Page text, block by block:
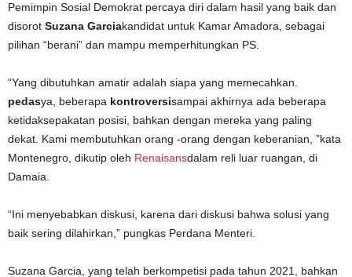
Pemimpin Sosial Demokrat percaya diri dalam hasil yang baik dan
disorot Suzana Garciakandidat untuk Kamar Amadora, sebagai
pilihan “berani” dan mampu memperhitungkan PS.
“Yang dibutuhkan amatir adalah siapa yang memecahkan.
pedasya, beberapa kontroversisampai akhirnya ada beberapa
ketidaksepakatan posisi, bahkan dengan mereka yang paling
dekat. Kami membutuhkan orang -orang dengan keberanian, ”kata
Montenegro, dikutip oleh Renaisansdalam reli luar ruangan, di
Damaia.
“Ini menyebabkan diskusi, karena dari diskusi bahwa solusi yang
baik sering dilahirkan,” pungkas Perdana Menteri.
Suzana Garcia, yang telah berkompetisi pada tahun 2021, bahkan